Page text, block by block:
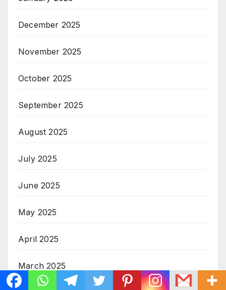
December 2025
November 2025
October 2025
September 2025
August 2025
July 2025
June 2025
May 2025
April 2025
March 2025